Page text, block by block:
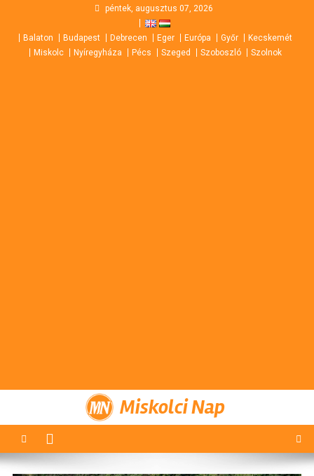
content
péntek, augusztus 07, 2026
Balaton Budapest Debrecen Eger Európa Győr
Kecskemét
Miskolc
Nyíregyháza Pécs Szeged Szoboszló Szolnok
Miskolci Nap